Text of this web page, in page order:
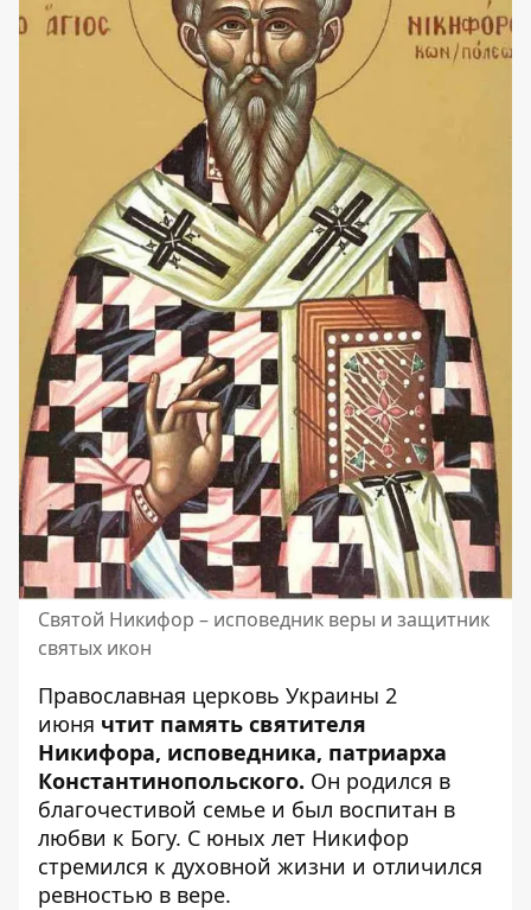
Святой Никифор – исповедник веры и защитник
святых икон
Православная церковь Украины 2
июня чтит память святителя
Никифора, исповедника, патриарха
Константинопольского. Он родился в
благочестивой семье и был воспитан в
любви к Богу. С юных лет Никифор
стремился к духовной жизни и отличился
ревностью в вере.